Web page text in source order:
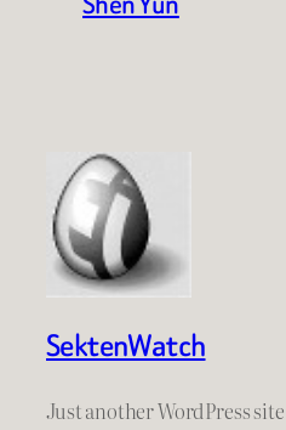
SektenWatch
Just another WordPress site